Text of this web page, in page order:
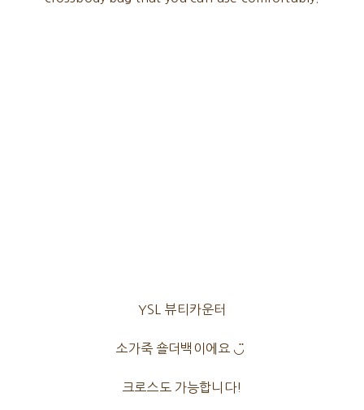
YSL 뷰티카운터
소가죽 숄더백이에요 ◡̈
크로스도 가능합니다!